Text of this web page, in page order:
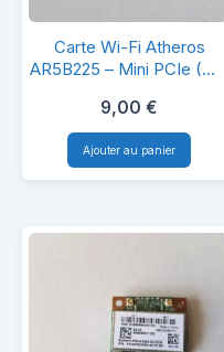
Carte
Wi-
Fi
Atheros
AR5B225
Mini
(Wi-
Fi
Carte Wi-Fi Atheros
AR5B225 – Mini PCIe (Wi-
portable
9,00 €
Ajouter au panier